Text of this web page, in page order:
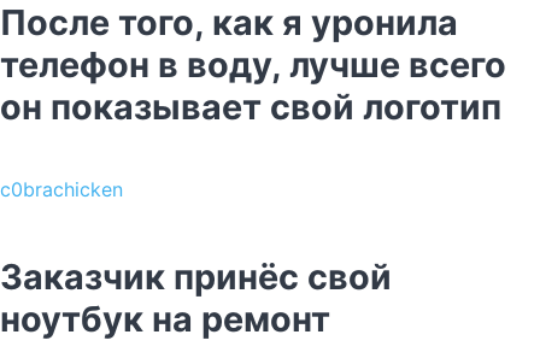
После того, как я уронила
телефон в воду, лучше всего
он показывает свой логотип
c0brachicken
Заказчик принёс свой
ноутбук на ремонт